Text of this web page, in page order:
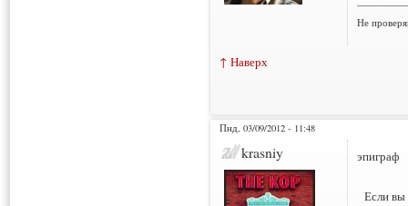
Не
↑ Наверх
Пнд, 03/09/2012 - 11:48
krasniy эпиграф
Если вы